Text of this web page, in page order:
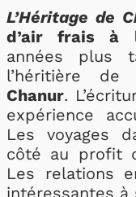
L’Héritage de
d’air frais à
années plus
l’héritière
Chanur.
expérience
Les voyages
côté au profit
Les relations